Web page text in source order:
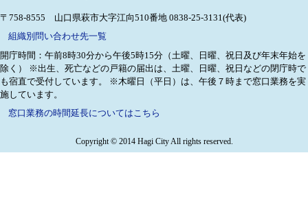
〒758-8555 山口県萩市大字江向510番地 0838-25-3131(代表)
組織別問い合わせ先一覧
開庁時間：午前8時30分から午後5時15分（土曜、日曜、祝日及び年末年始を
除く）
※出生、死亡などの戸籍の届出は、土曜、日曜、祝日などの閉庁時で
も宿直で受付しています。
※木曜日（平日）は、午後７時まで窓口業務を実
施しています。
窓口業務の時間延長についてはこちら
Copyright © 2014 Hagi City All rights reserved.